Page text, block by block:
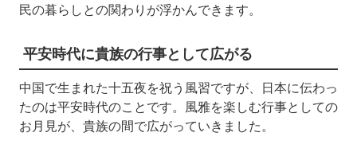
民の暮らしとの関わりが浮かんできます。
平安時代に貴族の行事として広がる
中国で生まれた十五夜を祝う風習ですが、日本に伝わっ
たのは平安時代のことです。風雅を楽しむ行事としての
お月見が、貴族の間で広がっていきました。